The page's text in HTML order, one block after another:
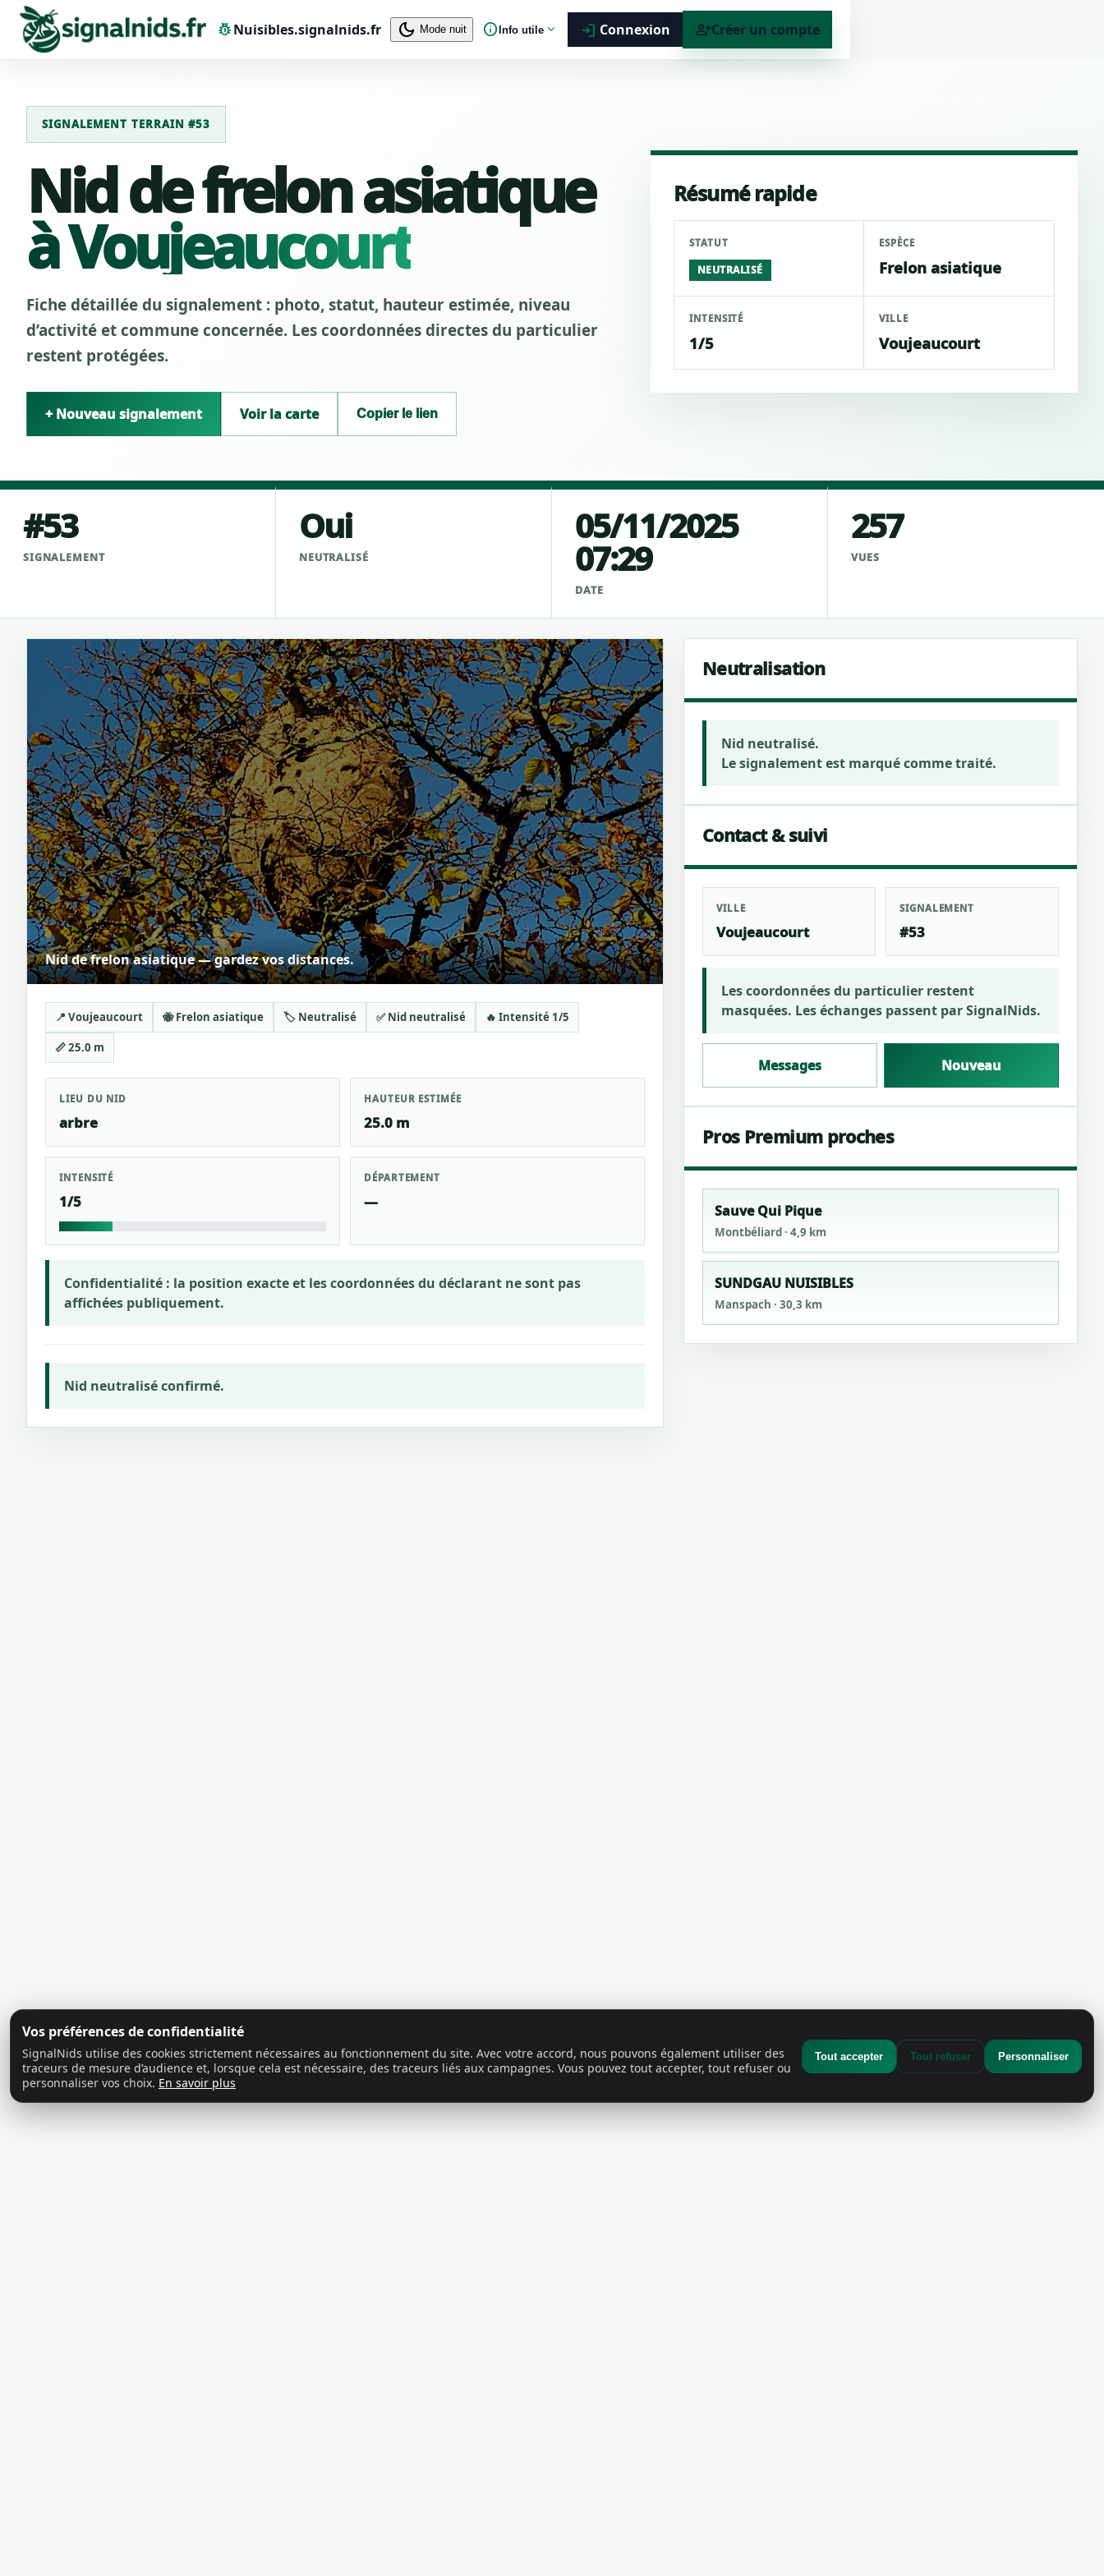
pest_controlNuisibles.signalnids.fr dark_mode Mode nuit infoInfo utile expand_more login Connexion person_addCréer un compte
SIGNALEMENT TERRAIN #53
Nid de frelon asiatique
à Voujeaucourt
Fiche détaillée du signalement : photo, statut, hauteur estimée, niveau
d’activité et commune concernée. Les coordonnées directes du particulier
restent protégées.
+ Nouveau signalement Voir la carte Copier le lien
Résumé rapide
STATUT
NEUTRALISÉ
ESPÈCE
Frelon asiatique
INTENSITÉ
1/5
VILLE
Voujeaucourt
#53
SIGNALEMENT
Oui
NEUTRALISÉ
05/11/2025
07:29
DATE
257
VUES
Nid de frelon asiatique — gardez vos distances.
📍 Voujeaucourt 🐝 Frelon asiatique 🏷️ Neutralisé ✅ Nid neutralisé 🔥 Intensité 1/5
📏 25.0 m
LIEU DU NID
arbre
HAUTEUR ESTIMÉE
25.0 m
INTENSITÉ
1/5
DÉPARTEMENT
—
Confidentialité : la position exacte et les coordonnées du déclarant ne sont pas
affichées publiquement.
Nid neutralisé confirmé.
Neutralisation
Nid neutralisé.
Le signalement est marqué comme traité.
Contact & suivi
VILLE
Voujeaucourt
SIGNALEMENT
#53
Les coordonnées du particulier restent
masquées. Les échanges passent par SignalNids.
Messages Nouveau
Pros Premium proches
Sauve Qui Pique
Montbéliard · 4,9 km
SUNDGAU NUISIBLES
Manspach · 30,3 km
Vos préférences de confidentialité
SignalNids utilise des cookies strictement nécessaires au fonctionnement du site. Avec votre accord, nous pouvons également utiliser des
traceurs de mesure d’audience et, lorsque cela est nécessaire, des traceurs liés aux campagnes. Vous pouvez tout accepter, tout refuser ou
personnaliser vos choix. En savoir plus
Tout accepter Tout refuser Personnaliser